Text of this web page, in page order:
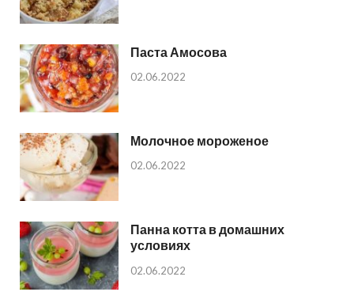
Паста Амосова
02.06.2022
Молочное мороженое
02.06.2022
Панна котта в домашних
условиях
02.06.2022